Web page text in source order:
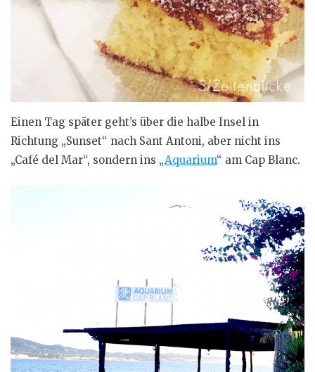
Einen Tag später geht’s über die halbe Insel in
Richtung „Sunset“ nach Sant Antoni, aber nicht ins
„Café del Mar“, sondern ins „Aquarium“ am Cap Blanc.